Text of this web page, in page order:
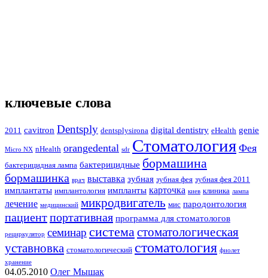
ключевые слова
2011 cavitron Dentsply dentsplysirona digital dentistry eHealth genie
Micro NX nHealth orangedental sdr Стоматология Фея
бактерицидная лампа бактерицидные бормашина
бормашинка врач выставка зубная зубная фея зубная фея 2011
имплантаты имплантология импланты карточка киев клиника лампа
лечение медицинский микродвигатель мис пародонтология
пациентпортативная программа для стоматологов
рециркулятор семинар системастоматологическая
уставновка стоматологический стоматология фиолет
хранение
04.05.2010 Олег Мышак